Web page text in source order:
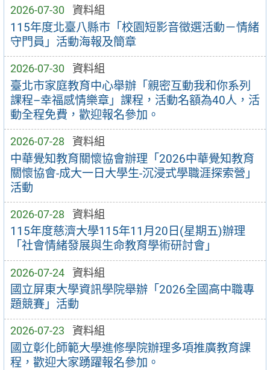
2026-07-30 資料組
115年度北臺八縣市「校園短影音徵選活動－情緒
守門員」活動海報及簡章
2026-07-30 資料組
臺北市家庭教育中心舉辦「親密互動我和你系列
課程–幸福感情樂章」課程，活動名額為40人，活
動全程免費，歡迎報名參加。
2026-07-28 資料組
中華覺知教育關懷協會辦理「2026中華覺知教育
關懷協會-成大一日大學生-沉浸式學職涯探索營」
活動
2026-07-28 資料組
115年度慈濟大學115年11月20日(星期五)辦理
「社會情緒發展與生命教育學術研討會」
2026-07-24 資料組
國立屏東大學資訊學院舉辦「2026全國高中職專
題競賽」活動
2026-07-23 資料組
國立彰化師範大學進修學院辦理多項推廣教育課
程，歡迎大家踴躍報名參加。